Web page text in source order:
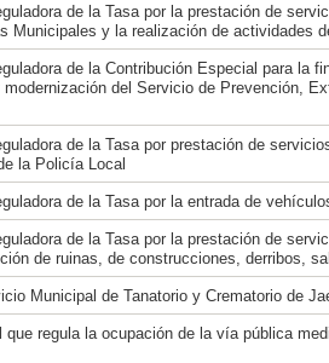
de la Tasa por la prestación de
Municipales y la realización de actividades
de la Contribución Especial para la
del Servicio de Prevención,
de la Tasa por prestación de
la Policía Local
de la Tasa por la entrada de
de la Tasa por la prestación de
de ruinas, de construcciones, derribos,
Municipal de Tanatorio y Crematorio de
que regula la ocupación de la vía pública